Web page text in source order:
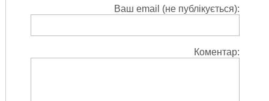
Ваш email (не публікується):
Коментар: